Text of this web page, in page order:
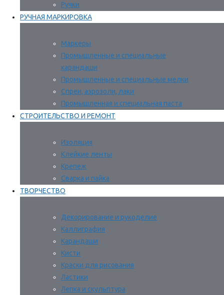
Ручки
РУЧНАЯ МАРКИРОВКА
Маркеры
Промышленные и специальные
карандаши
Промышленные и специальные мелки
Спреи, аэрозоли, лаки
Промышленная и специальная паста
СТРОИТЕЛЬСТВО И РЕМОНТ
Изоляция
Клейкие ленты
Крепеж
Сварка и пайка
ТВОРЧЕСТВО
Декорирование и рукоделие
Каллиграфия
Карандаши
Кисти
Краски для рисования
Ластики
Лепка и скульптура